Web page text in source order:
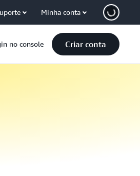
Minha conta
no console Criar conta